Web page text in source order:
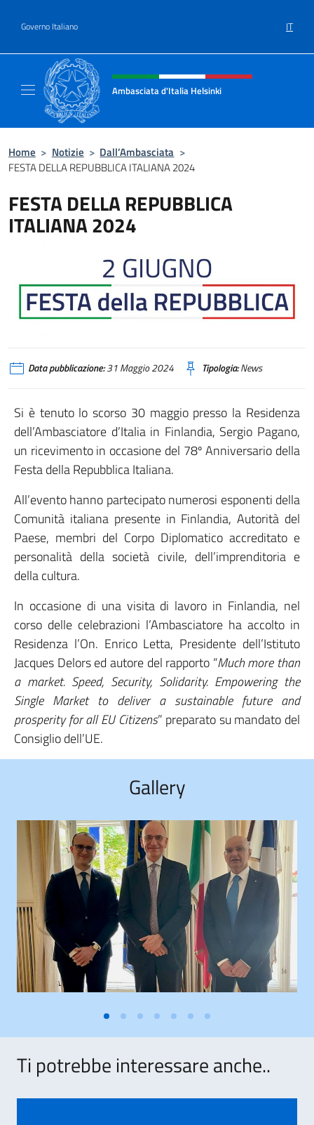
Governo Italiano IT
Intestazione sito, social e menù
Ambasciata d'Italia Helsinki
Home > Notizie > Dall’Ambasciata >
FESTA DELLA REPUBBLICA ITALIANA 2024
FESTA DELLA REPUBBLICA
ITALIANA 2024
Data pubblicazione:31 Maggio 2024 Tipologia:News
Si è tenuto lo scorso 30 maggio presso la Residenza
dell’Ambasciatore d’Italia in Finlandia, Sergio Pagano,
un ricevimento in occasione del 78º Anniversario della
Festa della Repubblica Italiana.
All’evento hanno partecipato numerosi esponenti della
Comunità italiana presente in Finlandia, Autorità del
Paese, membri del Corpo Diplomatico accreditato e
personalità della società civile, dell’imprenditoria e
della cultura.
In occasione di una visita di lavoro in Finlandia, nel
corso delle celebrazioni l’Ambasciatore ha accolto in
Residenza l’On. Enrico Letta, Presidente dell’Istituto
Jacques Delors ed autore del rapporto “Much more than
a market. Speed, Security, Solidarity. Empowering the
Single Market to deliver a sustainable future and
prosperity for all EU Citizens” preparato su mandato del
Consiglio dell’UE.
Gallery
Ti potrebbe interessare anche..